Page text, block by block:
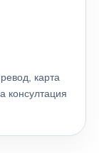
карта
консултация